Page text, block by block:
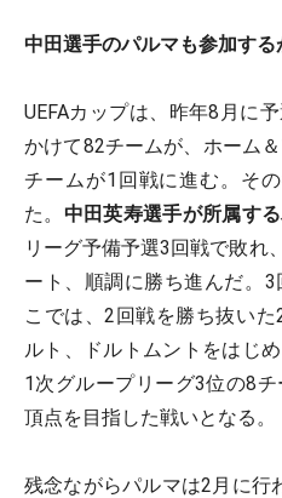
中田選手のパルマも参加す
UEFAカップは、昨年8月に
かけて82チームが、ホーム
チームが1回戦に進む。そ
た。 中田英寿選手が所属す
リーグ予備予選3回戦で敗れ
ート、順調に勝ち進んだ。
こでは、2回戦を勝ち抜い
ルト、ドルトムントをはじ
1次グループリーグ3位の8
頂点を目指した戦いとなる。
残念ながらパルマは2月に行